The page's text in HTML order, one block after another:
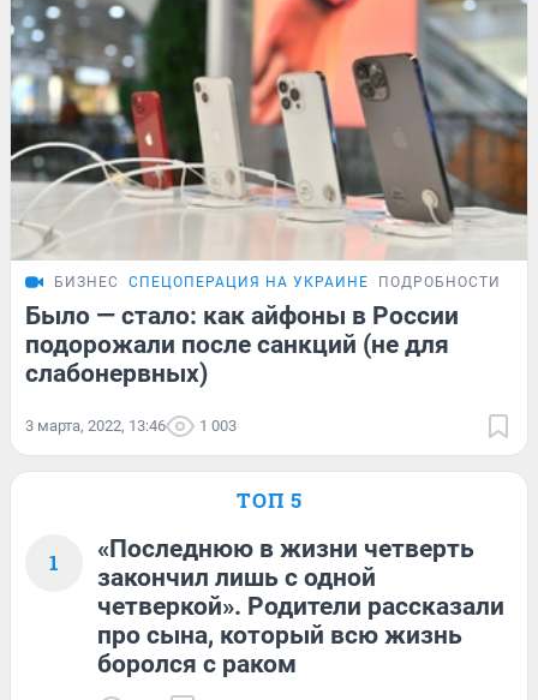
БИЗНЕС СПЕЦОПЕРАЦИЯ НА УКРАИНЕ ПОДРОБНОСТИ
Было — стало: как айфоны в России
подорожали после санкций (не для
слабонервных)
3 марта, 2022, 13:46 1 003
ТОП 5
1
«Последнюю в жизни четверть
закончил лишь с одной
четверкой». Родители рассказали
про сына, который всю жизнь
боролся с раком